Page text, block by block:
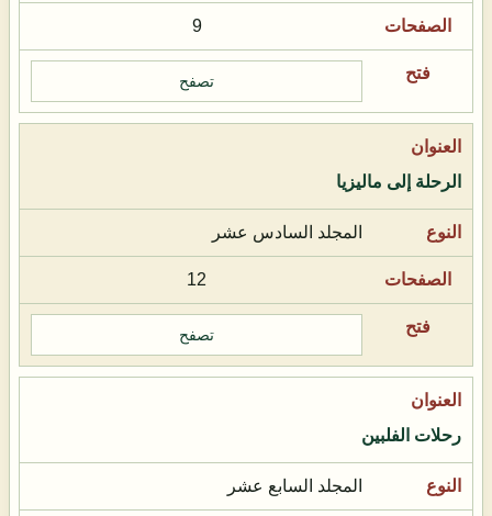
9
تصفح
الرحلة إلى ماليزيا
المجلد السادس عشر
12
تصفح
رحلات الفلبين
المجلد السابع عشر